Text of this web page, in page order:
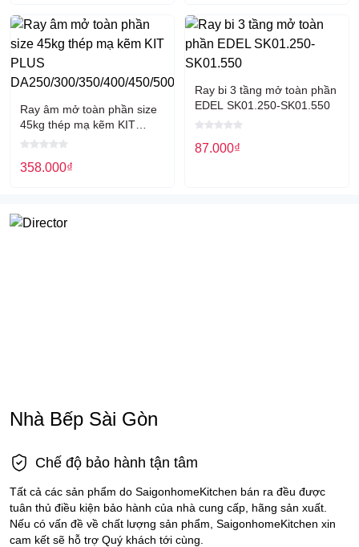
Ray âm mở toàn phần size
45kg thép mạ kẽm KIT
PLUS
358.000₫
Ray bi 3 tầng mở toàn phần
EDEL SK01.250-SK01.550
87.000₫
Nhà Bếp Sài Gòn
Chế độ bảo hành tận tâm
Tất cả các sản phẩm do SaigonhomeKitchen bán ra đều được
tuân thủ điều kiện bảo hành của nhà cung cấp, hãng sản xuất.
Nếu có vấn đề về chất lượng sản phẩm, SaigonhomeKitchen xin
cam kết sẽ hỗ trợ Quý khách tới cùng.